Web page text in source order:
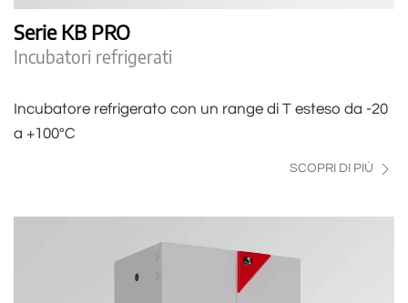
Serie KB PRO
Incubatori refrigerati
Incubatore refrigerato con un range di T esteso da -20
a +100°C
SCOPRI DI PIÙ